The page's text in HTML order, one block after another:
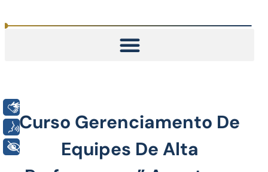
Curso Gerenciamento De
Equipes De Alta
Voz
+ Acessibilidade